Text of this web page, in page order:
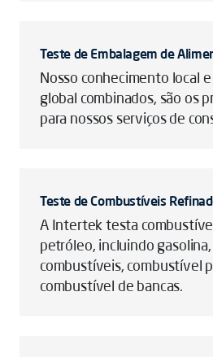
Teste de Embalagem de
Nosso conhecimento local
global combinados, são os
para nossos serviços de
Teste de Combustíveis
A Intertek testa
petróleo, incluindo gasolina,
combustíveis, combustível
combustível de bancas.